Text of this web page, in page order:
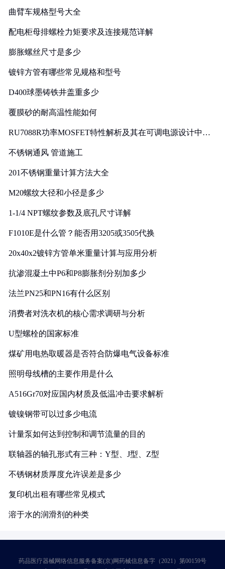
曲臂车规格型号大全
配电柜母排螺栓力矩要求及连接规范详解
膨胀螺丝尺寸是多少
镀锌方管有哪些常见规格和型号
D400球墨铸铁井盖重多少
覆膜砂的耐高温性能如何
RU7088R功率MOSFET特性解析及其在可调电源设计中的
不锈钢通风 管道施工
201不锈钢重量计算方法大全
M20螺纹大径和小径是多少
1-1/4 NPT螺纹参数及底孔尺寸详解
F1010E是什么管？能否用3205或3505代换
20x40x2镀锌方管单米重量计算与应用分析
抗渗混凝土中P6和P8膨胀剂分别加多少
法兰PN25和PN16有什么区别
消费者对洗衣机的核心需求调研与分析
U型螺栓的国家标准
煤矿用电热取暖器是否符合防爆电气设备标准
照明母线槽的主要作用是什么
A516Gr70对应国内材质及低温冲击要求解析
镀镍钢带可以过多少电流
计量泵如何达到控制和调节流量的目的
联轴器的轴孔形式有三种：Y型、J型、Z型
不锈钢材质厚度允许误差是多少
复印机出租有哪些常见模式
溶于水的润滑剂的种类
药品医疗器械网络信息服务备案(京)网药械信息备字（2021）第00159号